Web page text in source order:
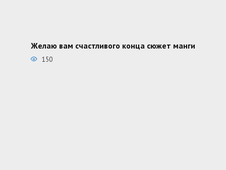
Желаю вам счастливого конца сюжет манги
150